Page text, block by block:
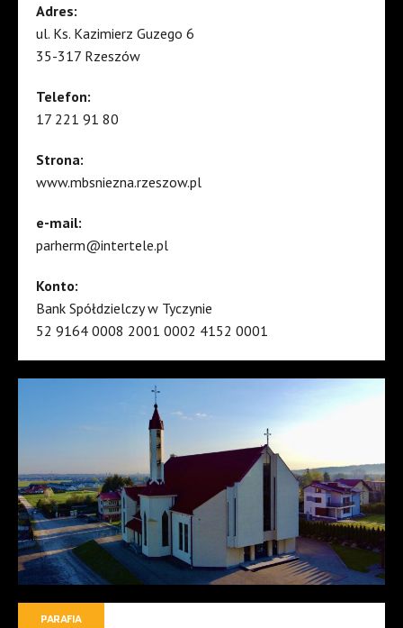
Adres:
ul. Ks. Kazimierz Guzego 6
35-317 Rzeszów
Telefon:
17 221 91 80
Strona:
www.mbsniezna.rzeszow.pl
e-mail:
parherm@intertele.pl
Konto:
Bank Spółdzielczy w Tyczynie
52 9164 0008 2001 0002 4152 0001
PARAFIA